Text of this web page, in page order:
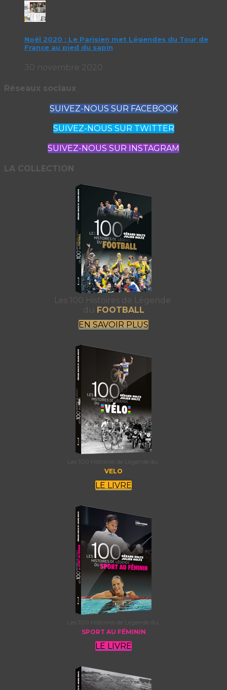
Noël 2020 : Le Parisien met Légendes du Tour de
France au pied du sapin
30 novembre 2020
Réseaux sociaux
SUIVEZ-NOUS SUR FACEBOOK
SUIVEZ-NOUS SUR TWITTER
SUIVEZ-NOUS SUR INSTAGRAM
LA COLLECTION
Les 100 Histoires de Légende
du FOOTBALL
EN SAVOIR PLUS
Les 100 Histoires de Légende du
VELO
LE LIVRE
Les 100 Histoires de Légende du
SPORT AU FÉMININ
LE LIVRE